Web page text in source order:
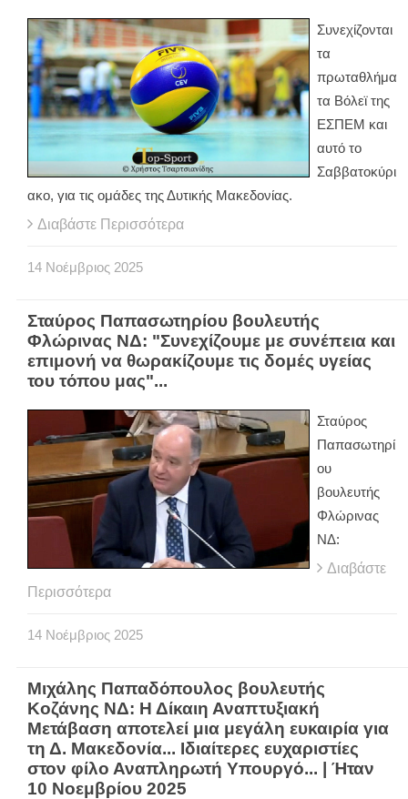
Συνεχίζονται
τα
πρωταθλήμα
τα Βόλεϊ της
ΕΣΠΕΜ και
αυτό το
Σαββατοκύρι
ακο, για τις ομάδες της Δυτικής Μακεδονίας.
Διαβάστε Περισσότερα
14 Νοέμβριος 2025
Σταύρος Παπασωτηρίου βουλευτής
Φλώρινας ΝΔ: "Συνεχίζουμε με συνέπεια και
επιμονή να θωρακίζουμε τις δομές υγείας
του τόπου μας"...
Σταύρος
Παπασωτηρί
ου
βουλευτής
Φλώρινας
ΝΔ:
Διαβάστε
Περισσότερα
14 Νοέμβριος 2025
Μιχάλης Παπαδόπουλος βουλευτής
Κοζάνης ΝΔ: Η Δίκαιη Αναπτυξιακή
Μετάβαση αποτελεί μια μεγάλη ευκαιρία για
τη Δ. Μακεδονία... Ιδιαίτερες ευχαριστίες
στον φίλο Αναπληρωτή Υπουργό... | Ήταν
10 Νοεμβρίου 2025